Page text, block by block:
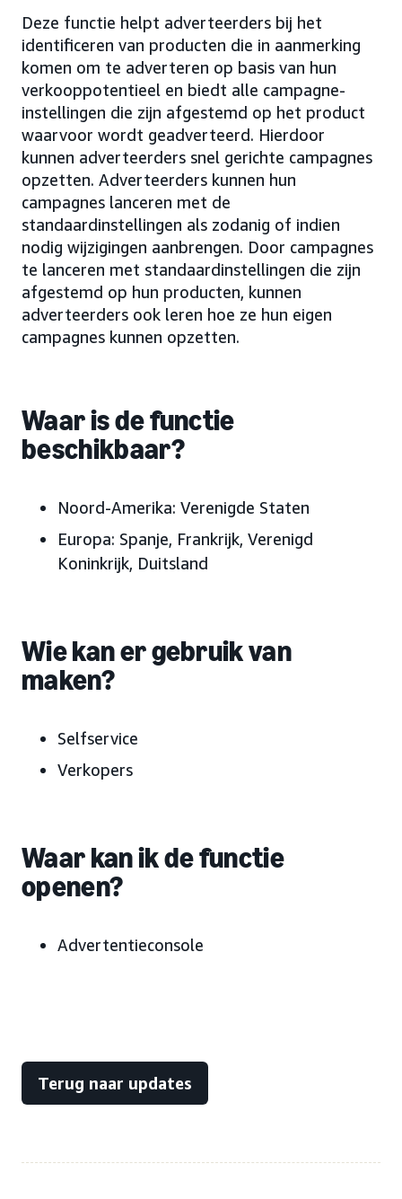
Deze functie helpt adverteerders bij het
identificeren van producten die in aanmerking
komen om te adverteren op basis van hun
verkooppotentieel en biedt alle campagne-
instellingen die zijn afgestemd op het product
waarvoor wordt geadverteerd. Hierdoor
kunnen adverteerders snel gerichte campagnes
opzetten. Adverteerders kunnen hun
campagnes lanceren met de
standaardinstellingen als zodanig of indien
nodig wijzigingen aanbrengen. Door campagnes
te lanceren met standaardinstellingen die zijn
afgestemd op hun producten, kunnen
adverteerders ook leren hoe ze hun eigen
campagnes kunnen opzetten.
Waar is de functie
beschikbaar?
Noord-Amerika: Verenigde Staten
Europa: Spanje, Frankrijk, Verenigd
Koninkrijk, Duitsland
Wie kan er gebruik van
maken?
Selfservice
Verkopers
Waar kan ik de functie
openen?
Advertentieconsole
Terug naar updates